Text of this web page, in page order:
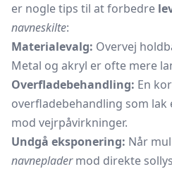
er nogle tips til at forbedre
navneskilte:
Materialevalg: Overvej
Metal og akryl er ofte mere
Overfladebehandling: En
overfladebehandling som lak
mod vejrpåvirkninger.
Undgå eksponering: Når
navnepladermod direkte